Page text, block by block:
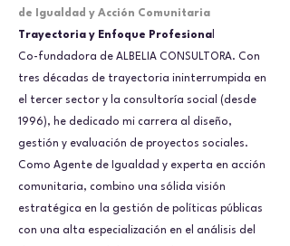
de Igualdad y Acción Comunitaria
Trayectoria y Enfoque Profesiona
Co-fundadora de ALBELIA CONSULTORA. Con
tres décadas de trayectoria ininterrumpida en
el tercer sector y la consultoría social (desde
1996), he dedicado mi carrera al diseño,
gestión y evaluación de proyectos sociales.
Como Agente de Igualdad y experta en acción
comunitaria, combino una sólida visión
estratégica en la gestión de políticas públicas
con una alta especialización en el análisis del